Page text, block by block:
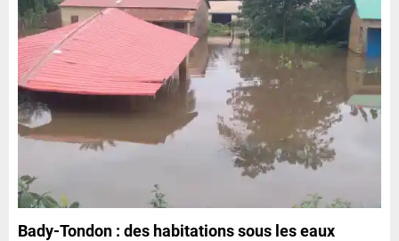
Bady-Tondon : des habitations sous les eaux